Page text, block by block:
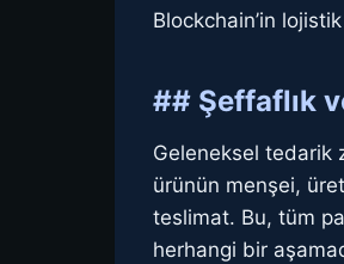
Blockchain’in
## Şeffaflık
Geleneksel tedarik
ürünün menşei,
teslimat. Bu, tüm
herhangi bir